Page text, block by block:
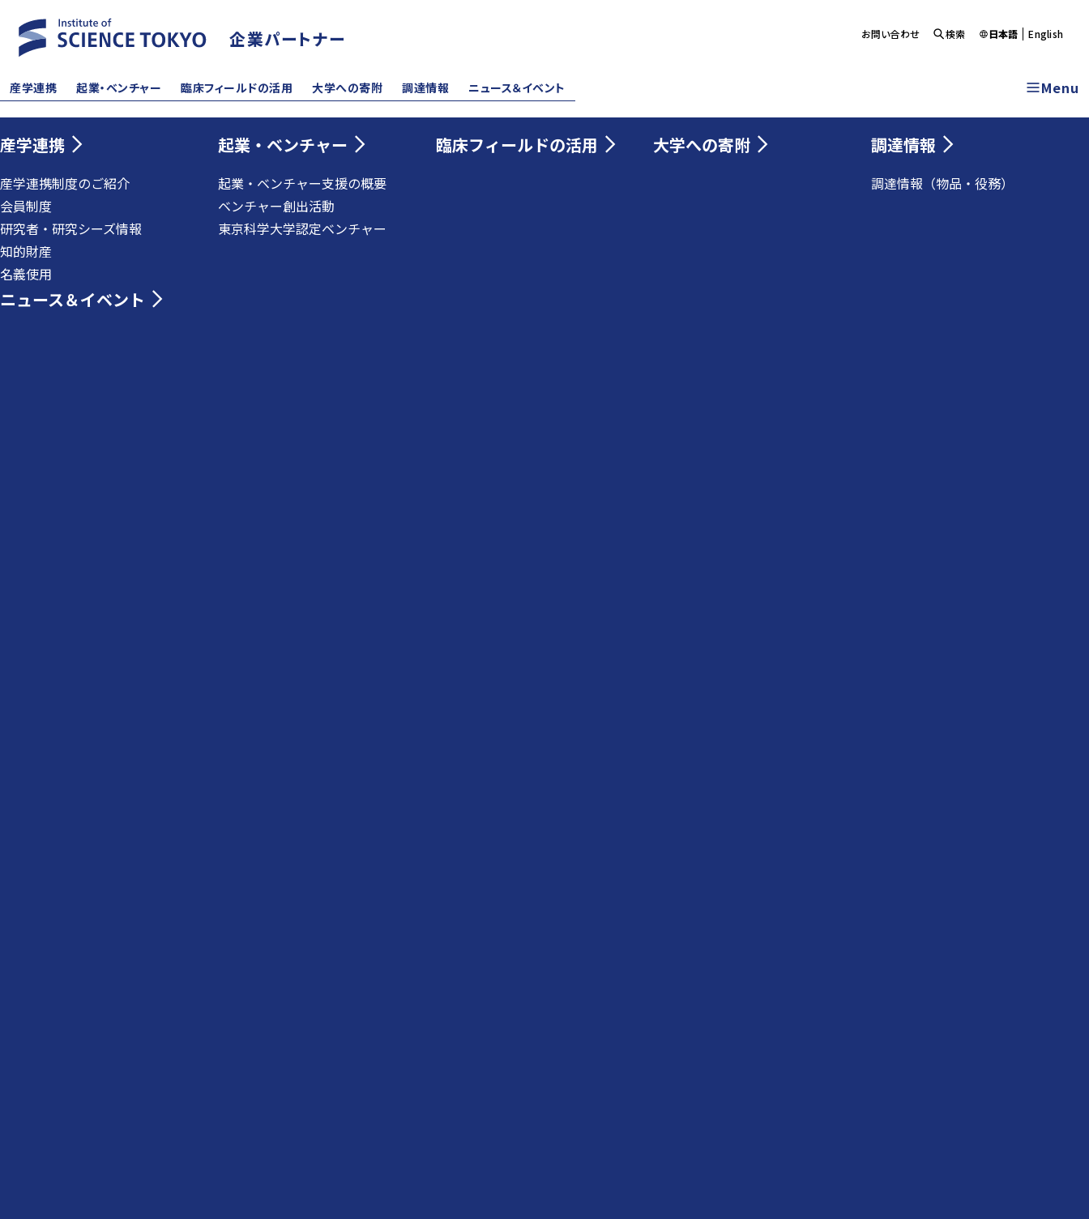
企業パートナー
産学連携 起業・ベンチャー 臨床フィールドの活用 大学への寄附 調達情報 ニュース＆イベント Menu
産学連携
産学連携制度のご紹介
会員制度
研究者・研究シーズ情報
知的財産
名義使用
起業・ベンチャー
起業・ベンチャー支援の概要
ベンチャー創出活動
東京科学大学認定ベンチャー
臨床フィールドの活用 大学への寄附 調達情報
調達情報（物品・役務）
ニュース＆イベント
お問い合わせ 検索 日本語 English